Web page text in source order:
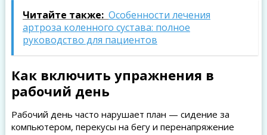
Читайте также: Особенности лечения
артроза коленного сустава: полное
руководство для пациентов
Как включить упражнения в
рабочий день
Рабочий день часто нарушает план — сидение за
компьютером, перекусы на бегу и перенапряжение